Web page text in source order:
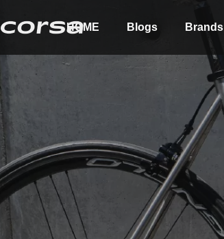
HOME Blogs Brands
Order